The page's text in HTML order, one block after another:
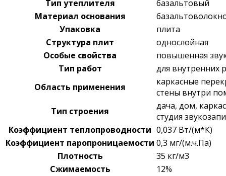
Тип утеплителя
базальтовый
Материал основания
Упаковка
плита
Структура плит
однослойная
Особые свойства
повышенная
Тип работ
для внутренних
Область применения
каркасные
стены внутри
Тип строения
дача, дом,
студия
Коэффициент теплопроводности 0,037 Вт/(м*К)
Коэффициент паропроницаемости 0,3 мг/(м.ч.Па)
Плотность
35 кг/м3
Сжимаемость
12%